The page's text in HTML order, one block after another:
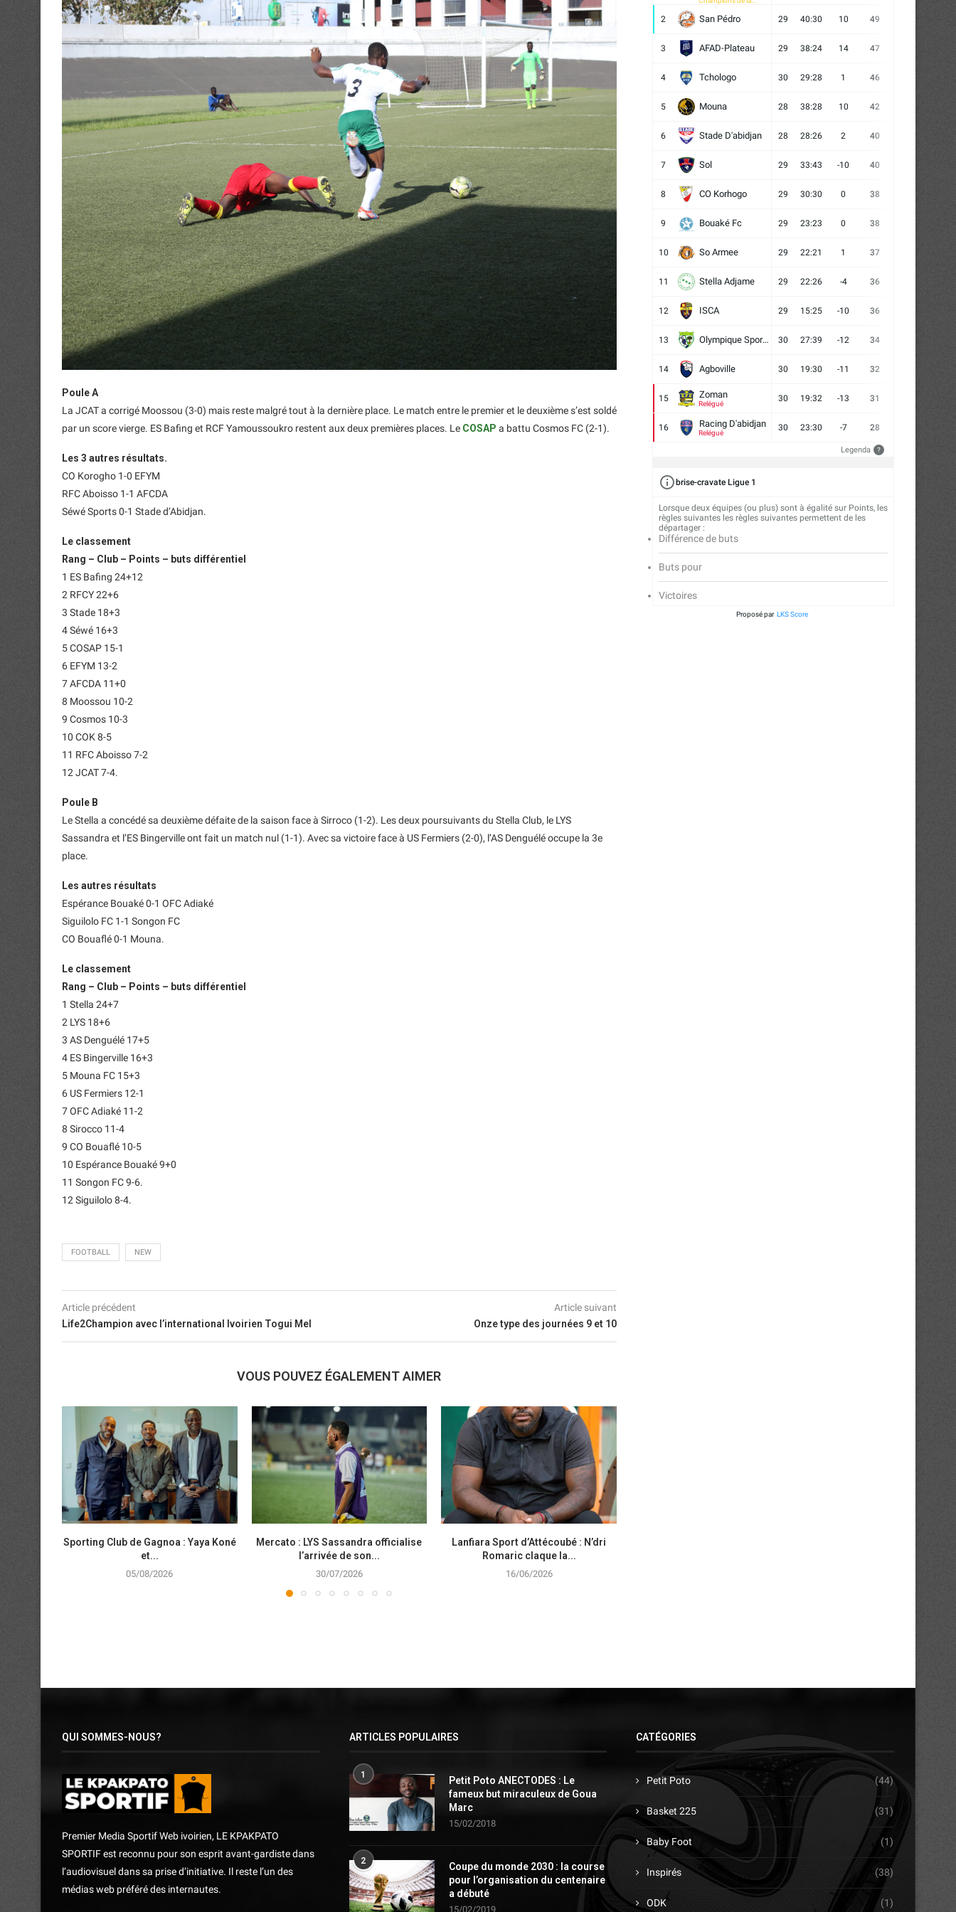
Poule A
La JCAT a corrigé Moossou (3-0) mais reste malgré tout à la dernière place. Le match entre le premier et le deuxième s’est soldé
par un score vierge. ES Bafing et RCF Yamoussoukro restent aux deux premières places. Le COSAP a battu Cosmos FC (2-1).
Les 3 autres résultats.
CO Korogho 1-0 EFYM
RFC Aboisso 1-1 AFCDA
Séwé Sports 0-1 Stade d’Abidjan.
Le classement
Rang – Club – Points – buts différentiel
1 ES Bafing 24+12
2 RFCY 22+6
3 Stade 18+3
4 Séwé 16+3
5 COSAP 15-1
6 EFYM 13-2
7 AFCDA 11+0
8 Moossou 10-2
9 Cosmos 10-3
10 COK 8-5
11 RFC Aboisso 7-2
12 JCAT 7-4.
Poule B
Le Stella a concédé sa deuxième défaite de la saison face à Sirroco (1-2). Les deux poursuivants du Stella Club, le LYS
Sassandra et l’ES Bingerville ont fait un match nul (1-1). Avec sa victoire face à US Fermiers (2-0), l’AS Denguélé occupe la 3e
place.
Les autres résultats
Espérance Bouaké 0-1 OFC Adiaké
Siguilolo FC 1-1 Songon FC
CO Bouaflé 0-1 Mouna.
Le classement
Rang – Club – Points – buts différentiel
1 Stella 24+7
2 LYS 18+6
3 AS Denguélé 17+5
4 ES Bingerville 16+3
5 Mouna FC 15+3
6 US Fermiers 12-1
7 OFC Adiaké 11-2
8 Sirocco 11-4
9 CO Bouaflé 10-5
10 Espérance Bouaké 9+0
11 Songon FC 9-6.
12 Siguilolo 8-4.
FOOTBALL NEW
Article précédent
Life2Champion avec l’international Ivoirien Togui Mel
Article suivant
Onze type des journées 9 et 10
VOUS POUVEZ ÉGALEMENT AIMER
Sporting Club de Gagnoa : Yaya Koné
et...
05/08/2026
Mercato : LYS Sassandra officialise
l’arrivée de son...
30/07/2026
Lanfiara Sport d’Attécoubé : N’dri
Romaric claque la...
16/06/2026
2 San Pédro 29 40:30 10 49
3 AFAD-Plateau 29 38:24 14 47
4 Tchologo 30 29:28 1 46
5 Mouna 28 38:28 10 42
6 Stade D'abidjan 28 28:26 2 40
7 Sol 29 33:43 -10 40
8 CO Korhogo 29 30:30 0 38
9 Bouaké Fc 29 23:23 0 38
10 So Armee 29 22:21 1 37
11 Stella Adjame 29 22:26 -4 36
12 ISCA 29 15:25 -10 36
13 Olympique Sport d'Abobo FC 30 27:39 -12 34
14 Agboville 30 19:30 -11 32
15 Zoman
Relégué
30 19:32 -13 31
16 Racing D'abidjan
Relégué
30 23:30 -7 28
Legenda ?
brise-cravate Ligue 1
Lorsque deux équipes (ou plus) sont à égalité sur Points, les
règles suivantes les règles suivantes permettent de les
départager :
Différence de buts
Buts pour
Victoires
Proposé par LKS Score
QUI SOMMES-NOUS?
Premier Media Sportif Web ivoirien, LE KPAKPATO
SPORTIF est reconnu pour son esprit avant-gardiste dans
l’audiovisuel dans sa prise d’initiative. Il reste l’un des
médias web préféré des internautes.
ARTICLES POPULAIRES
1
Petit Poto ANECTODES : Le
fameux but miraculeux de Goua
Marc
15/02/2018
2
Coupe du monde 2030 : la course
pour l’organisation du centenaire
a débuté
15/02/2019
CATÉGORIES
Petit Poto (44)
Basket 225 (31)
Baby Foot (1)
Inspirés (38)
ODK (1)